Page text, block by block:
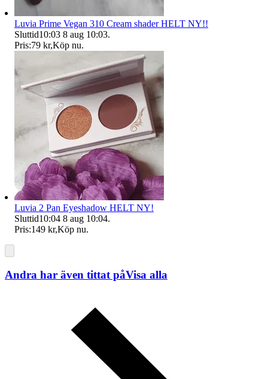
Luvia Prime Vegan 310 Cream shader HELT NY!!
Sluttid10:03 8 aug 10:03.
Pris:79 kr,Köp nu.
Luvia 2 Pan Eyeshadow HELT NY!
Sluttid10:04 8 aug 10:04.
Pris:149 kr,Köp nu.
Andra har även tittat påVisa alla